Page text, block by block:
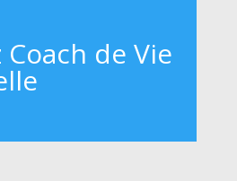
Coach de Vie